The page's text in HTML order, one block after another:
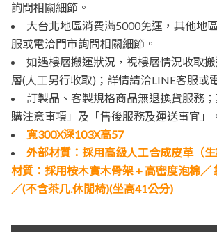
詢問相關細節。
大台北地區消費滿5000免運，其他地
服或電洽門市詢問相關細節。
如遇樓層搬運狀況，視樓層情況收取
層(人工另行收取)；詳情請洽LINE客服或
訂製品、客製規格商品無退換貨服務
購注意事項」及「售後服務及運送事宜」
寬300X深103X高57
外部材質：採用高級人工合成皮革（
材質：採用桉木實木骨架 + 高密度泡棉／
／(不含茶几.休閒椅)(坐高41公分)